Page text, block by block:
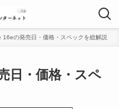
16eの発売日・価格・スペックを総解説
日・価格・スペ